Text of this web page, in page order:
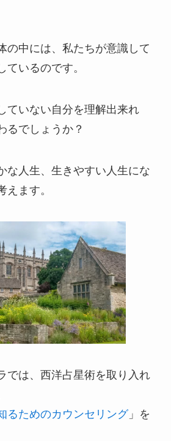
の中には、私たちが意識して
ているのです。
ていない自分を理解出来れ
るでしょうか？
な人生、生きやすい人生にな
えます。
では、西洋占星術を取り入れ
るためのカウンセリング」を